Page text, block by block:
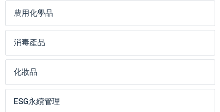
農用化學品
消毒產品
化妝品
ESG永續管理